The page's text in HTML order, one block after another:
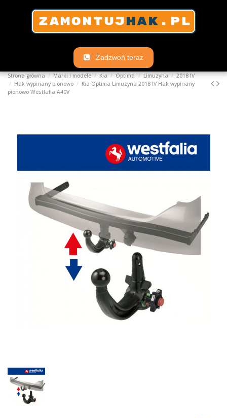
Zadzwoń teraz
Strona główna Marki i modele Kia Optima Limuzyna
2018 IV
Hak wypinany pionowo
Kia Optima Limuzyna 2018 IV Hak wypinany
pionowo Westfalia A40V